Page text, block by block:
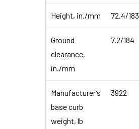
Height, in./mm 72.4/
Ground
clearance,
in./mm
7.2/184
Manufacturer’s
base curb
weight, lb
3922